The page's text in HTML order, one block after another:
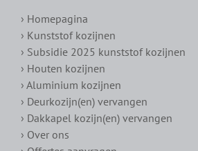
› Homepagina
› Kunststof kozijnen
› Subsidie 2025 kunststof kozijnen
› Houten kozijnen
› Aluminium kozijnen
› Deurkozijn(en) vervangen
› Dakkapel kozijn(en) vervangen
› Over ons